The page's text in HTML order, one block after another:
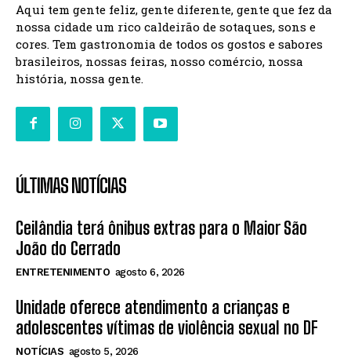
Aqui tem gente feliz, gente diferente, gente que fez da
nossa cidade um rico caldeirão de sotaques, sons e
cores. Tem gastronomia de todos os gostos e sabores
brasileiros, nossas feiras, nosso comércio, nossa
história, nossa gente.
ÚLTIMAS NOTÍCIAS
Ceilândia terá ônibus extras para o Maior São
João do Cerrado
ENTRETENIMENTO agosto 6, 2026
Unidade oferece atendimento a crianças e
adolescentes vítimas de violência sexual no DF
NOTÍCIAS agosto 5, 2026